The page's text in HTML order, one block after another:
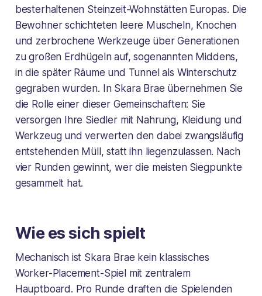
besterhaltenen Steinzeit-Wohnstätten Europas. Die
Bewohner schichteten leere Muscheln, Knochen
und zerbrochene Werkzeuge über Generationen
zu großen Erdhügeln auf, sogenannten Middens,
in die später Räume und Tunnel als Winterschutz
gegraben wurden. In Skara Brae übernehmen Sie
die Rolle einer dieser Gemeinschaften: Sie
versorgen Ihre Siedler mit Nahrung, Kleidung und
Werkzeug und verwerten den dabei zwangsläufig
entstehenden Müll, statt ihn liegenzulassen. Nach
vier Runden gewinnt, wer die meisten Siegpunkte
gesammelt hat.
Wie es sich spielt
Mechanisch ist Skara Brae kein klassisches
Worker-Placement-Spiel mit zentralem
Hauptboard. Pro Runde draften die Spielenden